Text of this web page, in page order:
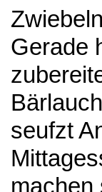
Gerade
seufzt
machen